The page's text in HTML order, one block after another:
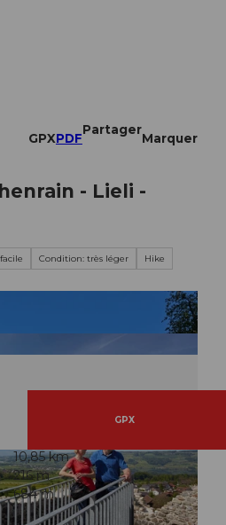
GPXPDF
Partager
Marquer
- Lieli -
Condition: très léger Hike
GPX
10,85 km
216 m
684 m